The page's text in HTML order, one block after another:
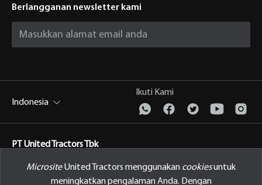
MicrositeUnited Tractors menggunakan cookiesuntuk
meningkatkan pengalaman Anda. Dengan
Berlangganan newsletter kami
Indonesia
Ikuti Kami
PT United Tractors Tbk